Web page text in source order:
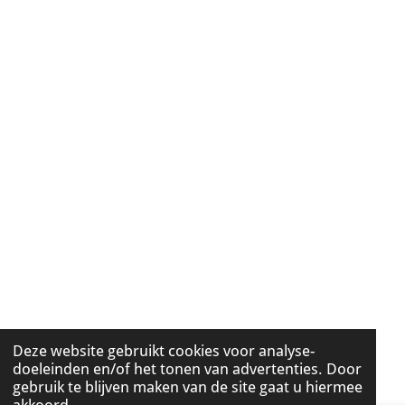
Deze website gebruikt cookies voor analyse-
doeleinden en/of het tonen van advertenties. Door
gebruik te blijven maken van de site gaat u hiermee